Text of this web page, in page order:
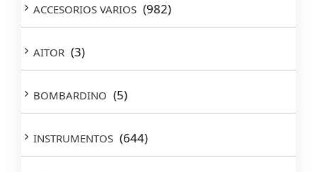
ACCESORIOS VARIOS (982)
AITOR (3)
BOMBARDINO (5)
INSTRUMENTOS (644)